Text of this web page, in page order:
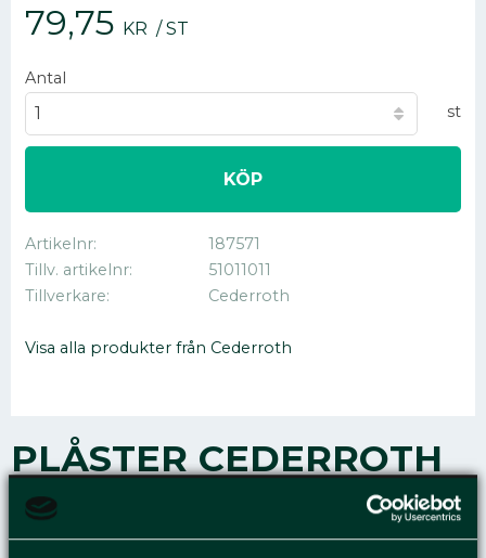
79,75 KR /ST
Antal
st
KÖP
Artikelnr
187571
Tillv. artikelnr
51011011
Tillverkare
Cederroth
Visa alla produkter från Cederroth
PLÅSTER CEDERROTH
SOFTFOAM 6CMX2M